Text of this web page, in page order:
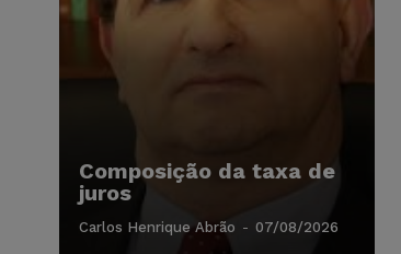
Composição da taxa de
juros
Carlos Henrique Abrão - 07/08/2026